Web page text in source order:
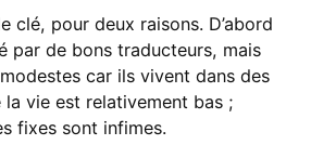
clé, pour deux raisons. D’abord
par de bons traducteurs, mais
car ils vivent dans des
vie est relativement bas ;
fixes sont infimes.